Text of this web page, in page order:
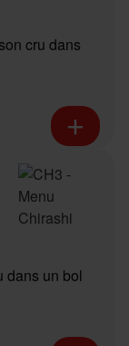
cru dans
dans un bol